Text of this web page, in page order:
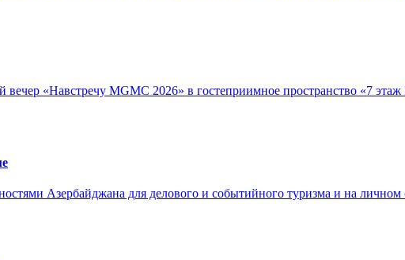
«Навстречу MGMC 2026» в гостеприимное пространство «7
Азербайджана для делового и событийного туризма и на